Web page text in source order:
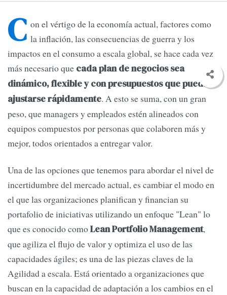
C on el vértigo de la economía actual, factores como
la inflación, las consecuencias de guerra y los
impactos en el consumo a escala global, se hace cada vez
más necesario que cada plan de negocios sea
dinámico, flexible y con presupuestos que puedan
ajustarse rápidamente. A esto se suma, con un gran
peso, que managers y empleados estén alineados con
equipos compuestos por personas que colaboren más y
mejor, todos orientados a entregar valor.
Una de las opciones que tenemos para abordar el nivel de
incertidumbre del mercado actual, es cambiar el modo en
el que las organizaciones planifican y financian su
portafolio de iniciativas utilizando un enfoque "Lean" lo
que es conocido comoLean Portfolio Management,
que agiliza el flujo de valor y optimiza el uso de las
capacidades ágiles; es una de las piezas claves de la
Agilidad a escala. Está orientado a organizaciones que
buscan en la capacidad de adaptación a los cambios en el